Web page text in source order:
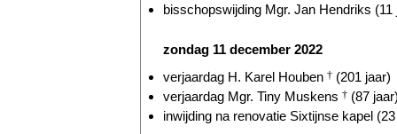
bisschopswijding Mgr. Jan Hendriks (11
zondag 11 december 2022
verjaardag H. Karel Houben † (201 jaar)
verjaardag Mgr. Tiny Muskens † (87
inwijding na renovatie Sixtijnse kapel